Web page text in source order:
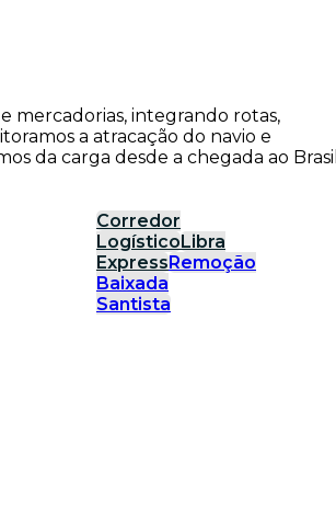
mercadorias, integrando rotas,
a atracação do navio e
da carga desde a chegada ao Brasil
Corredor
LogísticoLibra
ExpressRemoção
Baixada
Santista